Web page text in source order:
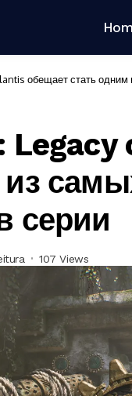
обещает стать одним
из
серии
107 Views